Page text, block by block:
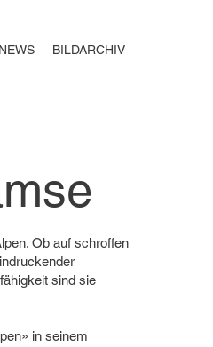
BILDARCHIV
Ob auf schroffen
sind sie
in seinem